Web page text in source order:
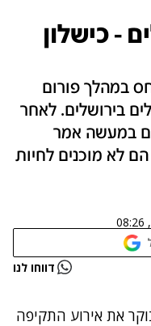
- כישלון
במהלך פורום
בירושלים. לאחר
במעשה אמר
לא מוכנים לחיות
דווחו לנו
את אירוע התקיפה